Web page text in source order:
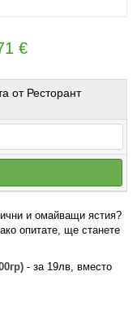
€
от Ресторант
и омайващи ястия?
опитате, ще станете
- за 19лв, вместо